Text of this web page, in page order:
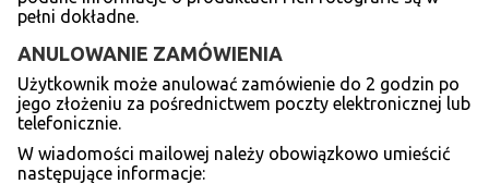
pełni dokładne.
ANULOWANIE ZAMÓWIENIA
Użytkownik może anulować zamówienie do 2 godzin po
jego złożeniu za pośrednictwem poczty elektronicznej lub
telefonicznie.
W wiadomości mailowej należy obowiązkowo umieścić
następujące informacje: